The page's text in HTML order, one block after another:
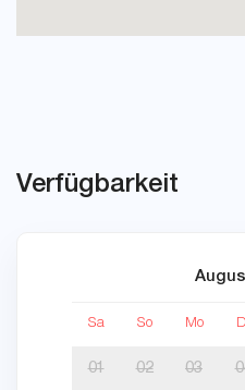
Verfügbarkeit
Sa So Mo
01 02 03